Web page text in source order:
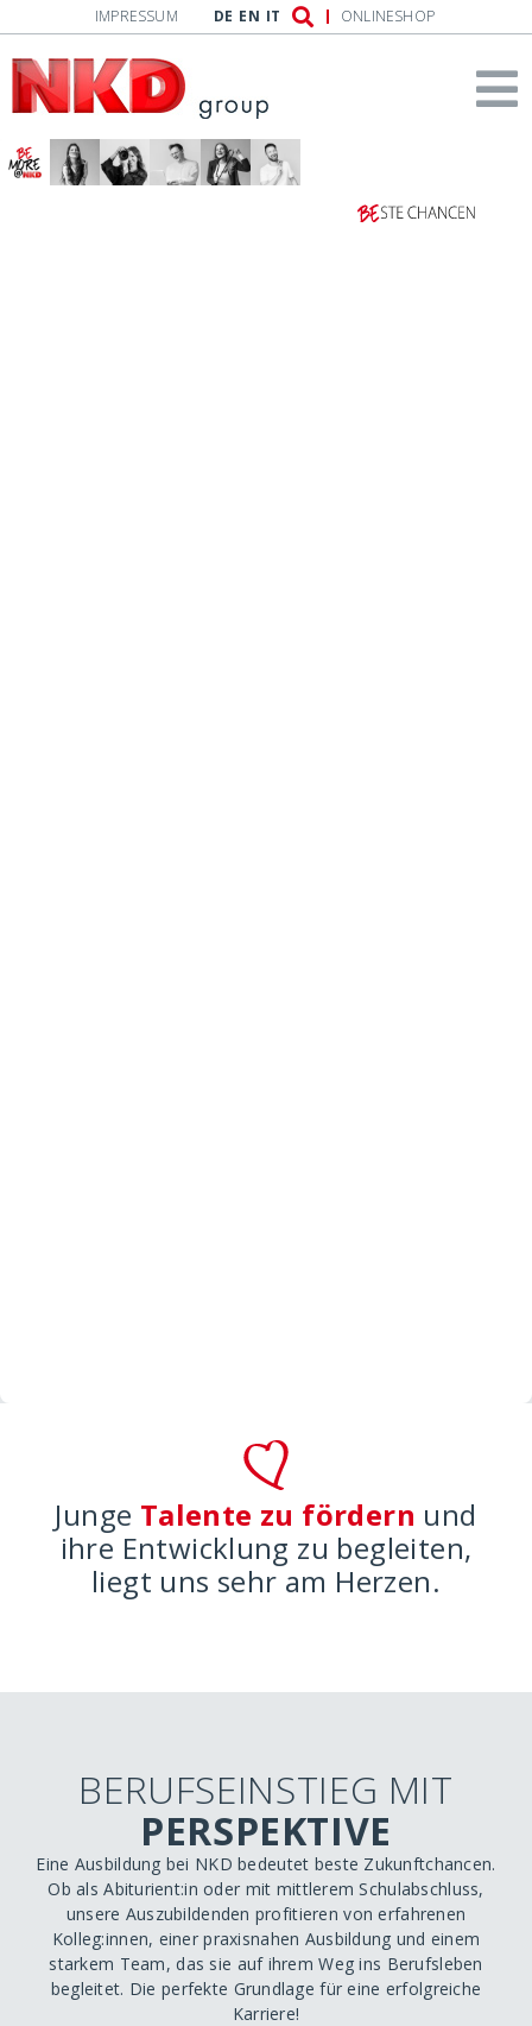
IMPRESSUM DE EN IT ONLINESHOP
Junge Talente zu fördern und
ihre Entwicklung zu begleiten,
liegt uns sehr am Herzen.
BERUFSEINSTIEG MIT
PERSPEKTIVE
Eine Ausbildung bei NKD bedeutet beste Zukunftchancen.
Ob als Abiturient:in oder mit mittlerem Schulabschluss,
unsere Auszubildenden profitieren von erfahrenen
Kolleg:innen, einer praxisnahen Ausbildung und einem
starkem Team, das sie auf ihrem Weg ins Berufsleben
begleitet. Die perfekte Grundlage für eine erfolgreiche
Karriere!